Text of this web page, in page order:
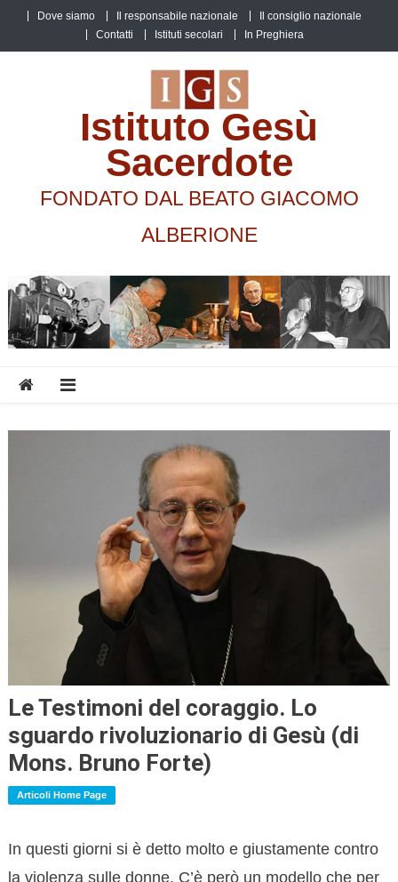
content
Dove siamo Il responsabile nazionale
Il consiglio nazionale
Contatti
Istituti secolari In Preghiera
Istituto Gesù
Sacerdote
FONDATO DAL BEATO GIACOMO
ALBERIONE
Le Testimoni del coraggio. Lo
sguardo rivoluzionario di Gesù (di
Mons. Bruno Forte)
Articoli Home Page
In questi giorni si è detto molto e giustamente contro
la violenza sulle donne. C’è però un modello che per